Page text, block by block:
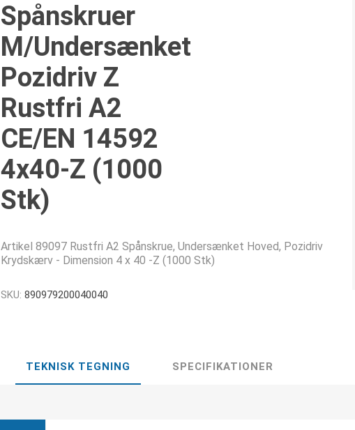
Spånskruer
M/Undersænket
Pozidriv Z
Rustfri A2
CE/EN 14592
4x40-Z (1000
Stk)
Artikel 89097 Rustfri A2 Spånskrue, Undersænket Hoved, Pozidriv
Krydskærv - Dimension 4 x 40 -Z (1000 Stk)
SKU: 890979200040040
TEKNISK TEGNING SPECIFIKATIONER